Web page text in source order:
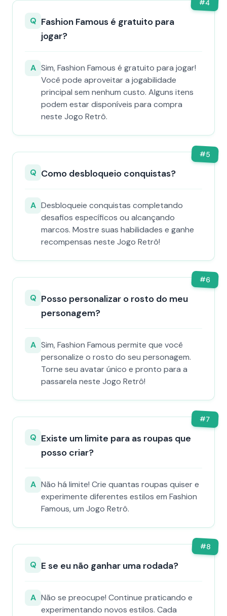
#4
Q Fashion Famous é gratuito para
jogar?
A Sim, Fashion Famous é gratuito para jogar!
Você pode aproveitar a jogabilidade
principal sem nenhum custo. Alguns itens
podem estar disponíveis para compra
neste Jogo Retrô.
#5
Q Como desbloqueio conquistas?
A Desbloqueie conquistas completando
desafios específicos ou alcançando
marcos. Mostre suas habilidades e ganhe
recompensas neste Jogo Retrô!
#6
Q Posso personalizar o rosto do meu
personagem?
A Sim, Fashion Famous permite que você
personalize o rosto do seu personagem.
Torne seu avatar único e pronto para a
passarela neste Jogo Retrô!
#7
Q Existe um limite para as roupas que
posso criar?
A Não há limite! Crie quantas roupas quiser e
experimente diferentes estilos em Fashion
Famous, um Jogo Retrô.
#8
Q E se eu não ganhar uma rodada?
A Não se preocupe! Continue praticando e
experimentando novos estilos. Cada